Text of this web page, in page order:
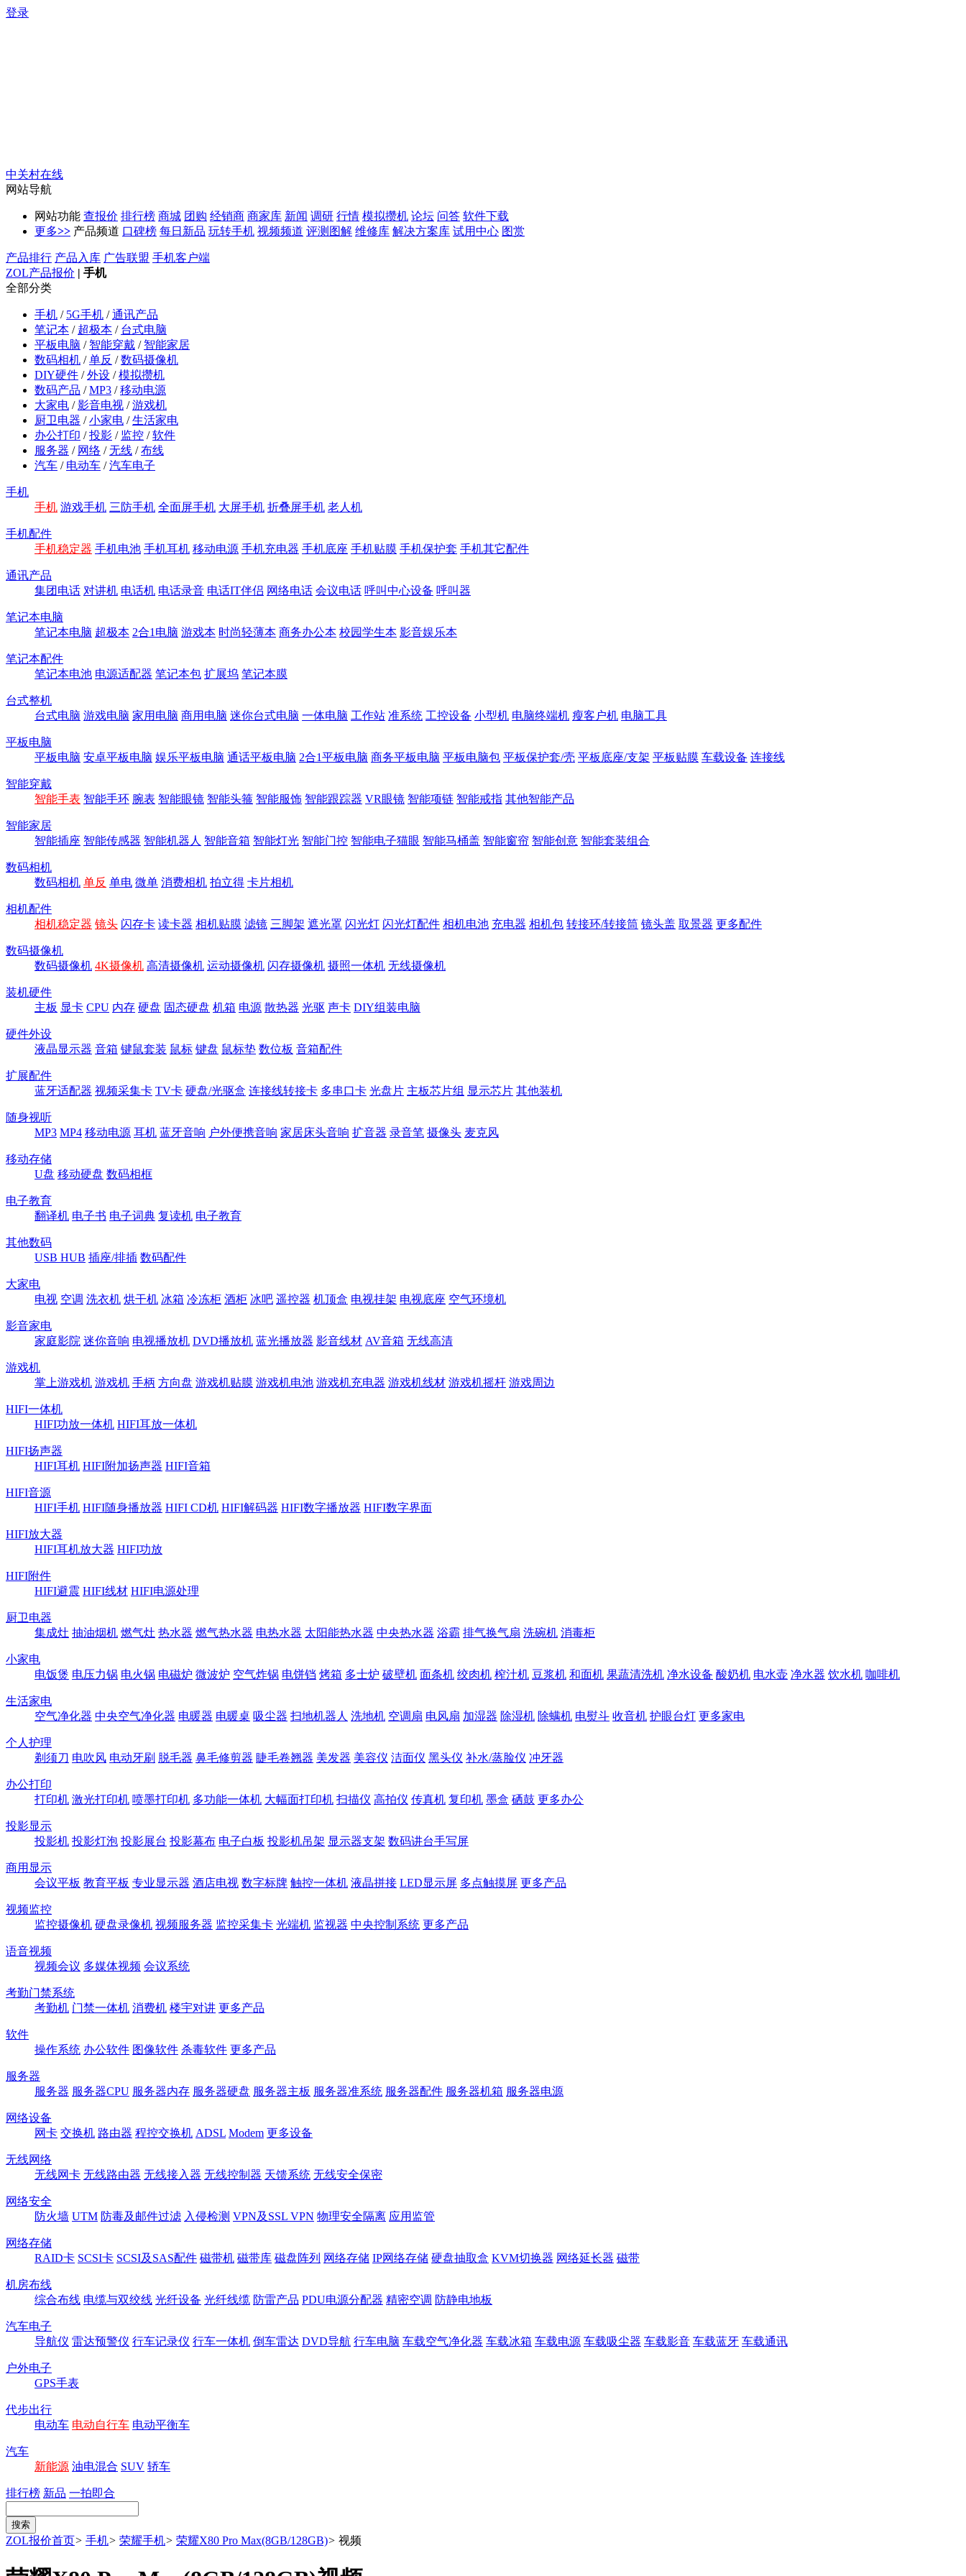
登录
中关村在线
网站导航
网站功能 查报价 排行榜 商城 团购 经销商 商家库 新闻 调研 行情 模拟攒机 论坛 问答 软件下载
更多>> 产品频道 口碑榜 每日新品 玩转手机 视频频道 评测图解 维修库 解决方案库 试用中心 图赏
产品排行 产品入库 广告联盟 手机客户端
ZOL产品报价 | 手机
全部分类
手机 / 5G手机 /通讯产品
笔记本 / 超极本 / 台式电脑
平板电脑 / 智能穿戴 / 智能家居
数码相机 /单反 /数码摄像机
DIY硬件 /外设 /模拟攒机
数码产品 /MP3 /移动电源
大家电 /影音电视 /游戏机
厨卫电器 /小家电 /生活家电
办公打印 /投影 / 监控 /软件
服务器 / 网络 /无线 /布线
汽车 / 电动车 /汽车电子
手机
手机 游戏手机 三防手机 全面屏手机 大屏手机 折叠屏手机 老人机
手机配件
手机稳定器 手机电池 手机耳机 移动电源 手机充电器 手机底座 手机贴膜 手机保护套 手机其它配件
通讯产品
集团电话 对讲机 电话机 电话录音 电话IT伴侣 网络电话 会议电话 呼叫中心设备 呼叫器
笔记本电脑
笔记本电脑 超极本 2合1电脑 游戏本 时尚轻薄本 商务办公本 校园学生本 影音娱乐本
笔记本配件
笔记本电池 电源适配器 笔记本包 扩展坞 笔记本膜
台式整机
台式电脑 游戏电脑 家用电脑 商用电脑 迷你台式电脑 一体电脑 工作站 准系统 工控设备 小型机 电脑终端机 瘦客户机 电脑工具
平板电脑
平板电脑 安卓平板电脑 娱乐平板电脑 通话平板电脑 2合1平板电脑 商务平板电脑 平板电脑包 平板保护套/壳 平板底座/支架 平板贴膜 车载设备 连接线
智能穿戴
智能手表 智能手环 腕表 智能眼镜 智能头箍 智能服饰 智能跟踪器 VR眼镜 智能项链 智能戒指 其他智能产品
智能家居
智能插座 智能传感器 智能机器人 智能音箱 智能灯光 智能门控 智能电子猫眼 智能马桶盖 智能窗帘 智能创意 智能套装组合
数码相机
数码相机 单反 单电 微单 消费相机 拍立得 卡片相机
相机配件
相机稳定器 镜头 闪存卡 读卡器 相机贴膜 滤镜 三脚架 遮光罩 闪光灯 闪光灯配件 相机电池 充电器 相机包 转接环/转接筒 镜头盖 取景器 更多配件
数码摄像机
数码摄像机 4K摄像机 高清摄像机 运动摄像机 闪存摄像机 摄照一体机 无线摄像机
装机硬件
主板 显卡 CPU 内存 硬盘 固态硬盘 机箱 电源 散热器 光驱 声卡 DIY组装电脑
硬件外设
液晶显示器 音箱 键鼠套装 鼠标 键盘 鼠标垫 数位板 音箱配件
扩展配件
蓝牙适配器 视频采集卡 TV卡 硬盘/光驱盒 连接线转接卡 多串口卡 光盘片 主板芯片组 显示芯片 其他装机
随身视听
MP3 MP4 移动电源 耳机 蓝牙音响 户外便携音响 家居床头音响 扩音器 录音笔 摄像头 麦克风
移动存储
U盘 移动硬盘 数码相框
电子教育
翻译机 电子书 电子词典 复读机 电子教育
其他数码
USB HUB 插座/排插 数码配件
大家电
电视 空调 洗衣机 烘干机 冰箱 冷冻柜 酒柜 冰吧 遥控器 机顶盒 电视挂架 电视底座 空气环境机
影音家电
家庭影院 迷你音响 电视播放机 DVD播放机 蓝光播放器 影音线材 AV音箱 无线高清
游戏机
掌上游戏机 游戏机 手柄 方向盘 游戏机贴膜 游戏机电池 游戏机充电器 游戏机线材 游戏机摇杆 游戏周边
HIFI一体机
HIFI功放一体机 HIFI耳放一体机
HIFI扬声器
HIFI耳机 HIFI附加扬声器 HIFI音箱
HIFI音源
HIFI手机 HIFI随身播放器 HIFI CD机 HIFI解码器 HIFI数字播放器 HIFI数字界面
HIFI放大器
HIFI耳机放大器 HIFI功放
HIFI附件
HIFI避震 HIFI线材 HIFI电源处理
厨卫电器
集成灶 抽油烟机 燃气灶 热水器 燃气热水器 电热水器 太阳能热水器 中央热水器 浴霸 排气换气扇 洗碗机 消毒柜
小家电
电饭煲 电压力锅 电火锅 电磁炉 微波炉 空气炸锅 电饼铛 烤箱 多士炉 破壁机 面条机 绞肉机 榨汁机 豆浆机 和面机 果蔬清洗机 净水设备 酸奶机 电水壶 净水器 饮水机 咖啡机
生活家电
空气净化器 中央空气净化器 电暖器 电暖桌 吸尘器 扫地机器人 洗地机 空调扇 电风扇 加湿器 除湿机 除螨机 电熨斗 收音机 护眼台灯 更多家电
个人护理
剃须刀 电吹风 电动牙刷 脱毛器 鼻毛修剪器 睫毛卷翘器 美发器 美容仪 洁面仪 黑头仪 补水/蒸脸仪 冲牙器
办公打印
打印机 激光打印机 喷墨打印机 多功能一体机 大幅面打印机 扫描仪 高拍仪 传真机 复印机 墨盒 硒鼓 更多办公
投影显示
投影机 投影灯泡 投影展台 投影幕布 电子白板 投影机吊架 显示器支架 数码讲台手写屏
商用显示
会议平板 教育平板 专业显示器 酒店电视 数字标牌 触控一体机 液晶拼接 LED显示屏 多点触摸屏 更多产品
视频监控
监控摄像机 硬盘录像机 视频服务器 监控采集卡 光端机 监视器 中央控制系统 更多产品
语音视频
视频会议 多媒体视频 会议系统
考勤门禁系统
考勤机 门禁一体机 消费机 楼宇对讲 更多产品
软件
操作系统 办公软件 图像软件 杀毒软件 更多产品
服务器
服务器 服务器CPU 服务器内存 服务器硬盘 服务器主板 服务器准系统 服务器配件 服务器机箱 服务器电源
网络设备
网卡 交换机 路由器 程控交换机 ADSL Modem 更多设备
无线网络
无线网卡 无线路由器 无线接入器 无线控制器 天馈系统 无线安全保密
网络安全
防火墙 UTM 防毒及邮件过滤 入侵检测 VPN及SSL VPN 物理安全隔离 应用监管
网络存储
RAID卡 SCSI卡 SCSI及SAS配件 磁带机 磁带库 磁盘阵列 网络存储 IP网络存储 硬盘抽取盒 KVM切换器 网络延长器 磁带
机房布线
综合布线 电缆与双绞线 光纤设备 光纤线缆 防雷产品 PDU电源分配器 精密空调 防静电地板
汽车电子
导航仪 雷达预警仪 行车记录仪 行车一体机 倒车雷达 DVD导航 行车电脑 车载空气净化器 车载冰箱 车载电源 车载吸尘器 车载影音 车载蓝牙 车载通讯
户外电子
GPS手表
代步出行
电动车 电动自行车 电动平衡车
汽车
新能源 油电混合 SUV 轿车
排行榜 新品 一拍即合
ZOL报价首页> 手机> 荣耀手机> 荣耀X80 Pro Max(8GB/128GB)> 视频